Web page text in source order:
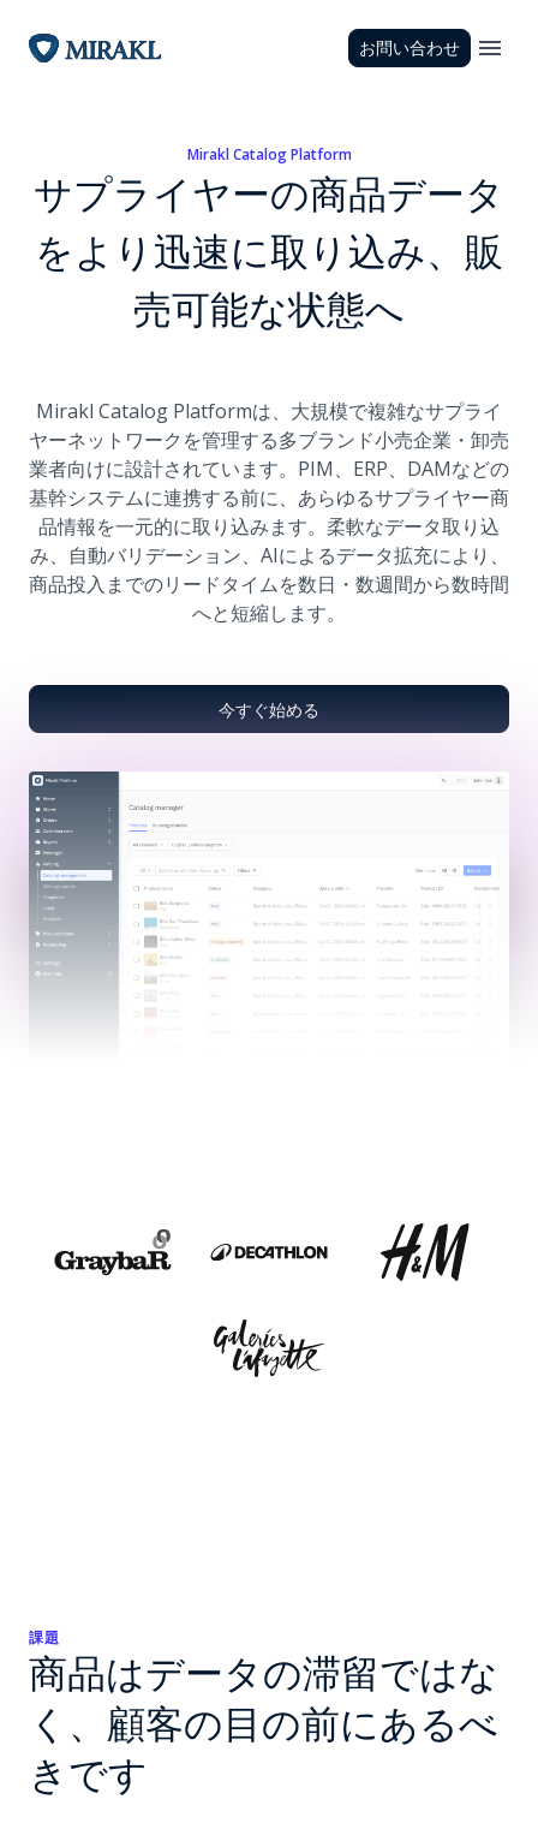
お問い合わせ
Mirakl Catalog Platform
サプライヤーの商品データ
をより迅速に取り込み、販
売可能な状態へ
Mirakl Catalog Platformは、大規模で複雑なサプライ
ヤーネットワークを管理する多ブランド小売企業・卸売
業者向けに設計されています。PIM、ERP、DAMなどの
基幹システムに連携する前に、あらゆるサプライヤー商
品情報を一元的に取り込みます。柔軟なデータ取り込
み、自動バリデーション、AIによるデータ拡充により、
商品投入までのリードタイムを数日・数週間から数時間
へと短縮します。
今すぐ始める
課題
商品はデータの滞留ではな
く、顧客の目の前にあるべ
きです